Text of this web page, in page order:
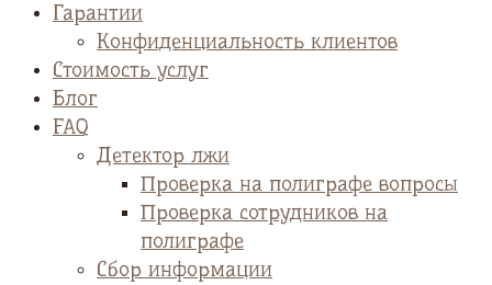
Гарантии
Конфиденциальность клиентов
Стоимость услуг
Блог
FAQ
Детектор лжи
Проверка на полиграфе вопросы
Проверка сотрудников на
полиграфе
Сбор информации